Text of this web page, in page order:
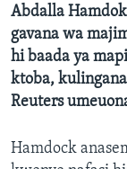
Abdalla
gavana wa
hi baada ya
ktoba,
Reuters
Hamdock